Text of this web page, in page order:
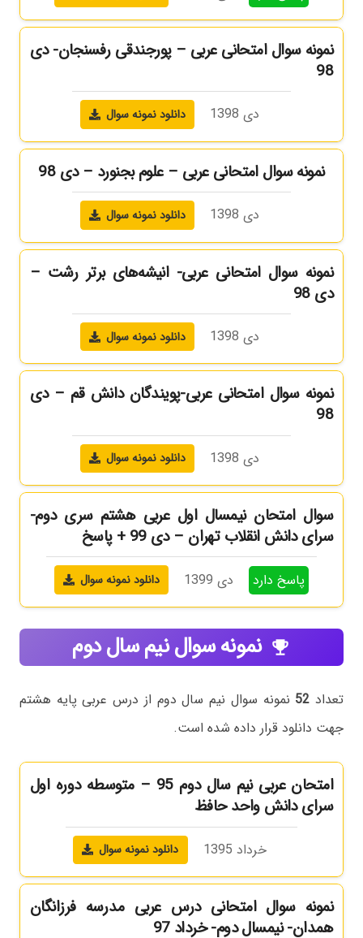
نمونه سوال امتحانی عربی – پورجندقی رفسنجان- دی
98
دی 1398 دانلود نمونه سوال
نمونه سوال امتحانی عربی – علوم بجنورد – دی 98
دی 1398 دانلود نمونه سوال
نمونه سوال امتحانی عربی- انیشه‌های برتر رشت –
دی 98
دی 1398 دانلود نمونه سوال
نمونه سوال امتحانی عربی-پویندگان دانش قم – دی
98
دی 1398 دانلود نمونه سوال
سوال امتحان نیمسال اول عربی هشتم سری دوم-
سرای دانش انقلاب تهران – دی 99 + پاسخ
پاسخ دارد دی 1399 دانلود نمونه سوال
emoji_events نمونه سوال نیم سال دوم
تعداد 52 نمونه سوال نیم سال دوم از درس عربی پایه هشتم
جهت دانلود قرار داده شده است.
امتحان عربی نیم سال دوم 95 – متوسطه دوره اول
سرای دانش واحد حافظ
خرداد 1395 دانلود نمونه سوال
نمونه سوال امتحانی درس عربی مدرسه فرزانگان
همدان- نیمسال دوم- خرداد 97